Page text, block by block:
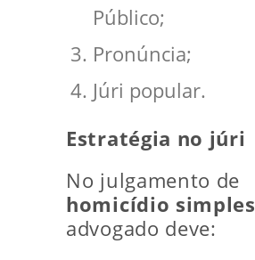
Público;
Pronúncia;
Júri popular.
Estratégia no júri
No julgamento de
homicídio simples
advogado deve: